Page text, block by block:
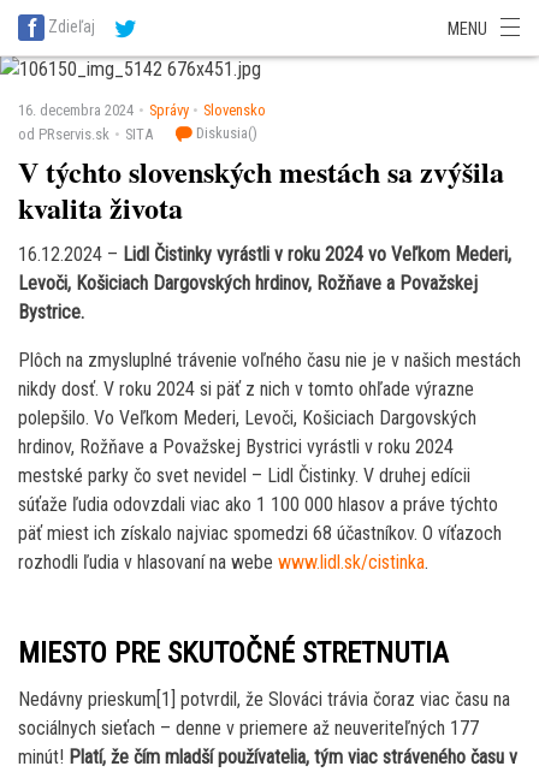
SITA Energetika
SITA Potravinárstvo
Zdieľaj MENU
16. decembra 2024 Správy
Slovensko
od PRservis.sk
SITA Diskusia()
V týchto slovenských mestách sa zvýšila
kvalita života
16.12.2024 – Lidl Čistinky vyrástli v roku 2024 vo Veľkom Mederi,
Levoči, Košiciach Dargovských hrdinov, Rožňave a Považskej
Bystrice.
Plôch na zmysluplné trávenie voľného času nie je v našich mestách
nikdy dosť. V roku 2024 si päť z nich v tomto ohľade výrazne
polepšilo. Vo Veľkom Mederi, Levoči, Košiciach Dargovských
hrdinov, Rožňave a Považskej Bystrici vyrástli v roku 2024
mestské parky čo svet nevidel – Lidl Čistinky. V druhej edícii
súťaže ľudia odovzdali viac ako 1 100 000 hlasov a práve týchto
päť miest ich získalo najviac spomedzi 68 účastníkov. O víťazoch
rozhodli ľudia v hlasovaní na webe www.lidl.sk/cistinka.
MIESTO PRE SKUTOČNÉ STRETNUTIA
Nedávny prieskum[1] potvrdil, že Slováci trávia čoraz viac času na
sociálnych sieťach – denne v priemere až neuveriteľných 177
minút! Platí, že čím mladší používatelia, tým viac stráveného času v